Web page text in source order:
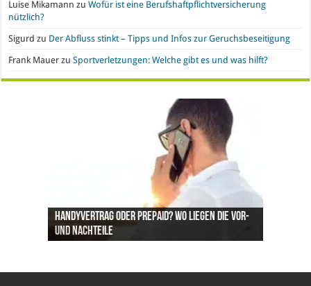
Luise Mikamann zuWofür ist eine Berufshaftpflichtversicherung
nützlich?
Sigurd zu Der Abfluss stinkt – Tipps und Infos zur Geruchsbeseitigung
Frank Mauer zuSportverletzungen: Welche gibt es und was hilft?
Handyvertrag oder Prepaid? Wo liegen die Vor-
und Nachteile
Nachgefragt: Ist Gold eine geeignete
Geldanlage?
Büroeinrichtung und IT leasen: Hier liegen die
Vorteile
Pro & Kontra – künstliche Pflanzen vs. echte
Pflanzen
Synthetische Kleidung – Vor- und Nachteile von
Polyesterstoff